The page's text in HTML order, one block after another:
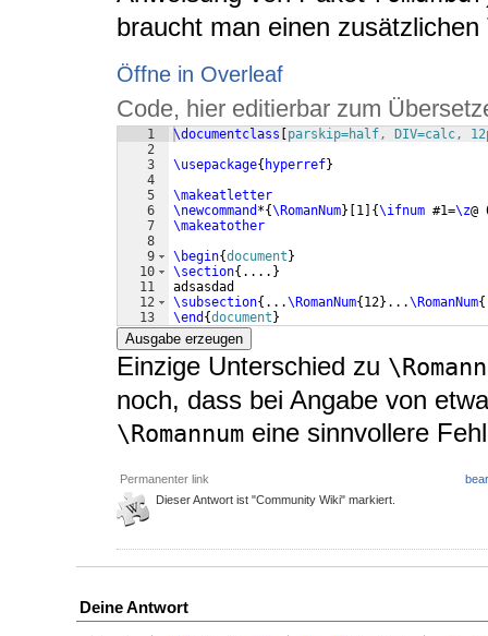
braucht man einen zusätzlichen
Öffne in Overleaf
Code, hier editierbar zum
1
2
3
4
5
6
7
8
9
10
11
12
13
\documentclass
parskip=half, DIV=calc,
\usepackage{ hyperref}
\makeatletter
\newcommand *{\RomanNum} 1 {\ifnum #1=\z@
\makeatother
\begin{document }
\section{ .... }
adsasdad
\subsection{ ...\RomanNum{ 12} ...\RomanNum{
\end {document }
Ausgabe erzeugen
Einzige Unterschied zu
noch, dass bei Angabe von
\Romannum eine sinnvollere
Permanenter link
Dieser Antwort ist "Community Wiki" markiert.
Deine Antwort